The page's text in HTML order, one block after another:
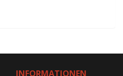
INFORMATIONEN